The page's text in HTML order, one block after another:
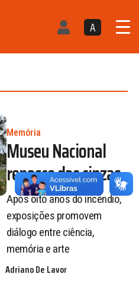
A
Memória
Museu Nacional
renasce das cinzas
Após oito anos do incêndio,
exposições promovem
diálogo entre ciência,
memória e arte
Adriano De Lavor